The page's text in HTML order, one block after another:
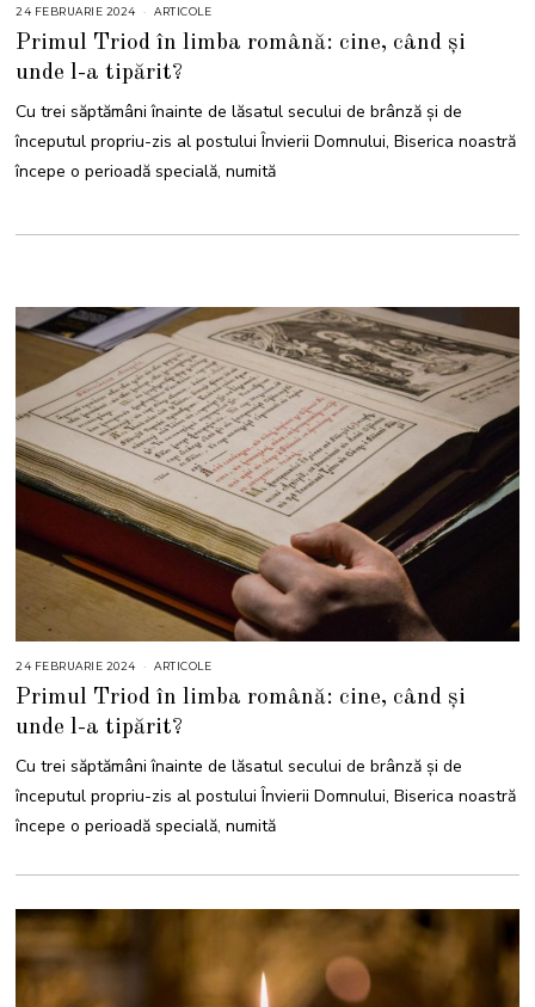
24 FEBRUARIE 2024 ARTICOLE
Primul Triod în limba română: cine, când și
unde l-a tipărit?
Cu trei săptămâni înainte de lăsatul secului de brânză și de
începutul propriu-zis al postului Învierii Domnului, Biserica noastră
începe o perioadă specială, numită
24 FEBRUARIE 2024 ARTICOLE
Primul Triod în limba română: cine, când și
unde l-a tipărit?
Cu trei săptămâni înainte de lăsatul secului de brânză și de
începutul propriu-zis al postului Învierii Domnului, Biserica noastră
începe o perioadă specială, numită